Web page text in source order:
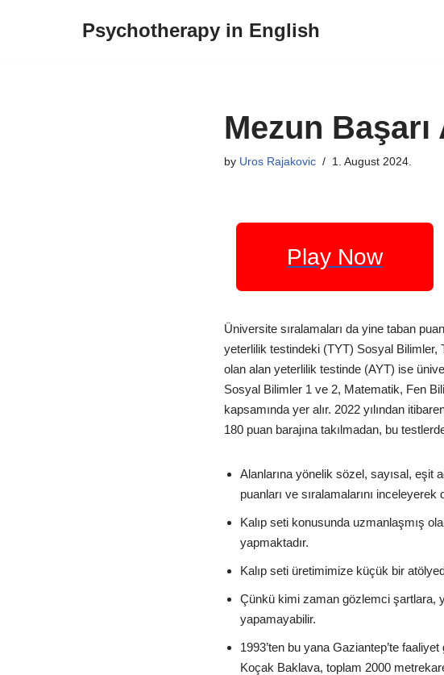
Psychotherapy in English
Mezun Başarı
by Uros Rajakovic 1. August 2024.
Play Now
Üniversite sıralamaları da yine taban
yeterlilik testindeki (TYT) Sosyal Bilimler,
olan alan yeterlilik testinde (AYT) ise
Sosyal Bilimler 1 ve 2, Matematik, Fen
kapsamında yer alır. 2022 yılından
180 puan barajına takılmadan, bu
Alanlarına yönelik sözel, sayısal, eşit
puanları ve sıralamalarını inceleyerek
Kalıp seti konusunda uzmanlaşmış
yapmaktadır.
Kalıp seti üretimimize küçük bir
Çünkü kimi zaman gözlemci şartlara,
yapamayabilir.
1993’ten bu yana Gaziantep’te
Koçak Baklava, toplam 2000